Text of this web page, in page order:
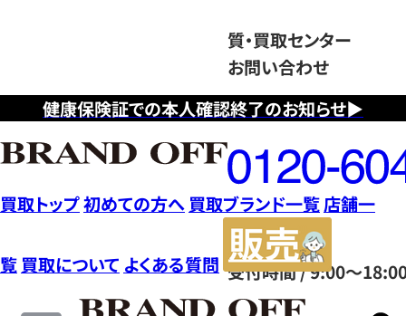
健康保険証での本人確認終了のお知らせ▶
質・買取センター
お問い合わせ
フ
リ
ー
ダ
イ
ヤ
ル
0120604117
受付時間 / 9:00～
買取トップ初めての方へ 買取ブランド一覧店舗一
覧 買取について よくある質問
サ